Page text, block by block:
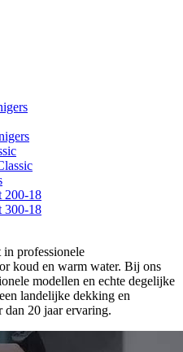
200-18
300-18
in professionele
koud en warm water. Bij ons
modellen en echte degelijke
landelijke dekking en
dan 20 jaar ervaring.